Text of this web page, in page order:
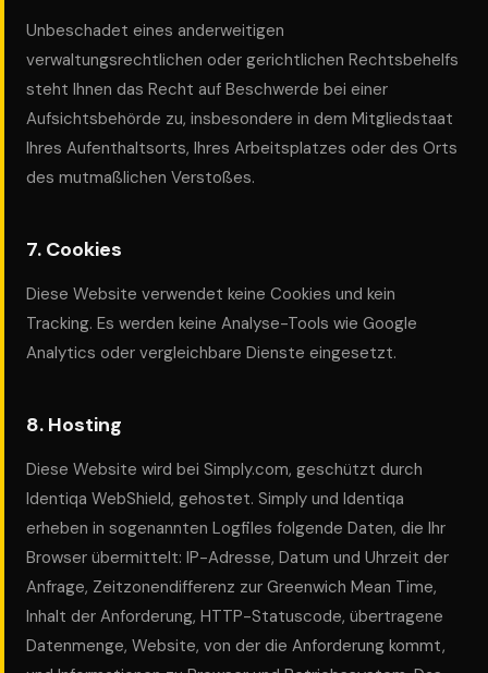
Unbeschadet eines anderweitigen
verwaltungsrechtlichen oder gerichtlichen Rechtsbehelfs
steht Ihnen das Recht auf Beschwerde bei einer
Aufsichtsbehörde zu, insbesondere in dem Mitgliedstaat
Ihres Aufenthaltsorts, Ihres Arbeitsplatzes oder des Orts
des mutmaßlichen Verstoßes.
7. Cookies
Diese Website verwendet keine Cookies und kein
Tracking. Es werden keine Analyse-Tools wie Google
Analytics oder vergleichbare Dienste eingesetzt.
8. Hosting
Diese Website wird bei Simply.com, geschützt durch
Identiqa WebShield, gehostet. Simply und Identiqa
erheben in sogenannten Logfiles folgende Daten, die Ihr
Browser übermittelt: IP-Adresse, Datum und Uhrzeit der
Anfrage, Zeitzonendifferenz zur Greenwich Mean Time,
Inhalt der Anforderung, HTTP-Statuscode, übertragene
Datenmenge, Website, von der die Anforderung kommt,